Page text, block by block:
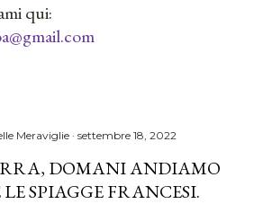
qui:
Meraviglie settembre 18, 2022
DOMANI ANDIAMO
SPIAGGE FRANCESI.